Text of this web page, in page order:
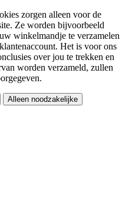
zorgen alleen voor de
Ze worden bijvoorbeeld
winkelmandje te verzamelen
Het is voor ons
over jou te trekken en
worden verzameld, zullen
Alleen noodzakelijke